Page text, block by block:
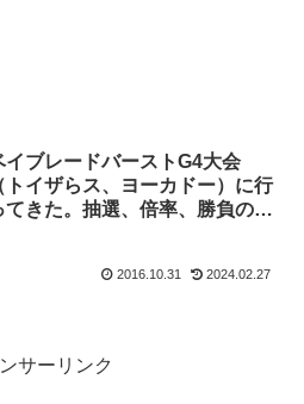
イブレードバーストG4大会
トイザらス、ヨーカドー）に行
てきた。抽選、倍率、勝負のコ
2016.10.31 2024.02.27
サーリンク